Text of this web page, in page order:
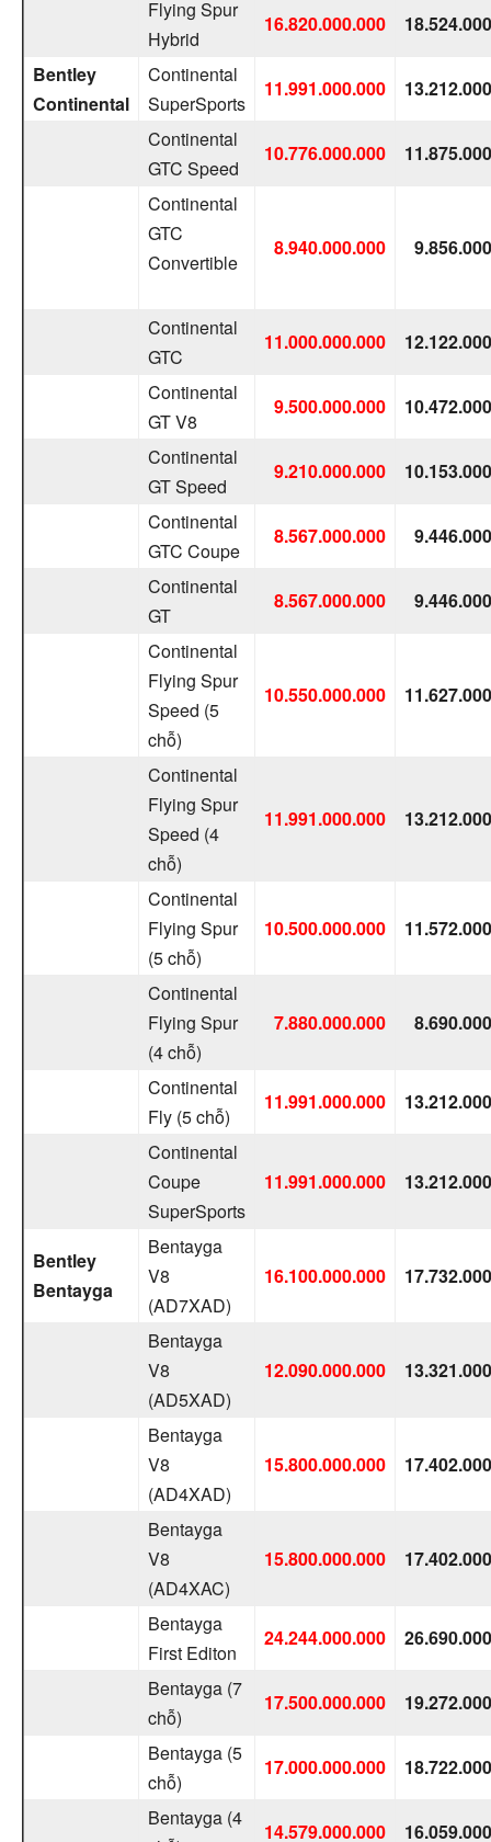
Flying Spur
Hybrid
16.820.000.000
Bentley
Continental
Continental
SuperSports
11.991.000.000
Continental
GTC Speed
10.776.000.000
Continental
GTC
Convertible
8.940.000.000
Continental
GTC
11.000.000.000
Continental
GT V8
9.500.000.000
Continental
GT Speed
9.210.000.000
Continental
GTC Coupe
8.567.000.000
Continental
GT
8.567.000.000
Continental
Flying Spur
Speed (5
chỗ)
10.550.000.000
Continental
Flying Spur
Speed (4
chỗ)
11.991.000.000
Continental
Flying Spur
(5 chỗ)
10.500.000.000
Continental
Flying Spur
(4 chỗ)
7.880.000.000
Continental
Fly (5 chỗ)
11.991.000.000
Continental
Coupe
SuperSports
11.991.000.000
Bentley
Bentayga
Bentayga
V8
(AD7XAD)
16.100.000.000
Bentayga
V8
(AD5XAD)
12.090.000.000
Bentayga
V8
(AD4XAD)
15.800.000.000
Bentayga
V8
(AD4XAC)
15.800.000.000
Bentayga
First Editon
24.244.000.000
Bentayga (7
chỗ)
17.500.000.000
Bentayga (5
chỗ)
17.000.000.000
Bentayga (4
14.579.000.000